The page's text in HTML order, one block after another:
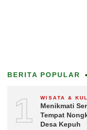
BERITA POPULAR
1 WISATA &
Menikmati
Tempat
Desa Kepuh